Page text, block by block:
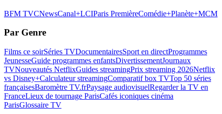
BFM TVCNewsCanal+LCIParis PremièreComédie+Planète+MCM
Par Genre
Films ce soirSéries TVDocumentairesSport en directProgrammes
JeunesseGuide programmes enfantsDivertissementJournaux
TVNouveautés NetflixGuides streamingPrix streaming 2026Netflix
vs Disney+Calculateur streamingComparatif box TVTop 50 séries
françaisesBaromètre TV.frPaysage audiovisuelRegarder la TV en
FranceLieux de tournage ParisCafés iconiques cinéma
ParisGlossaire TV